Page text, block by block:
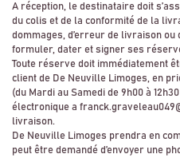
A réception, le destinataire doit
du colis et de la conformité de la
dommages, d’erreur de livraison ou
formuler, dater et signer ses
Toute réserve doit immédiatement
client de De Neuville Limoges, en
(du Mardi au Samedi de 9h00 à
électronique a
livraison.
De Neuville Limoges prendra en
peut être demandé d’envoyer une